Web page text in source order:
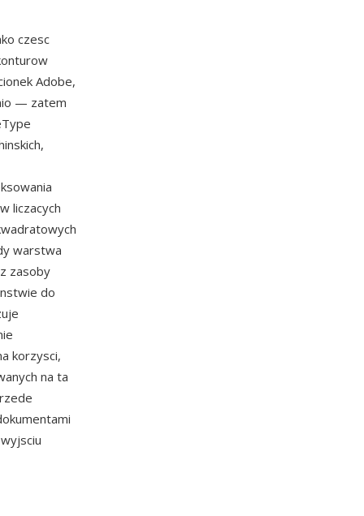
czesc
Adobe,
— zatem
liczacych
warstwa
zasoby
do
korzysci,
na ta